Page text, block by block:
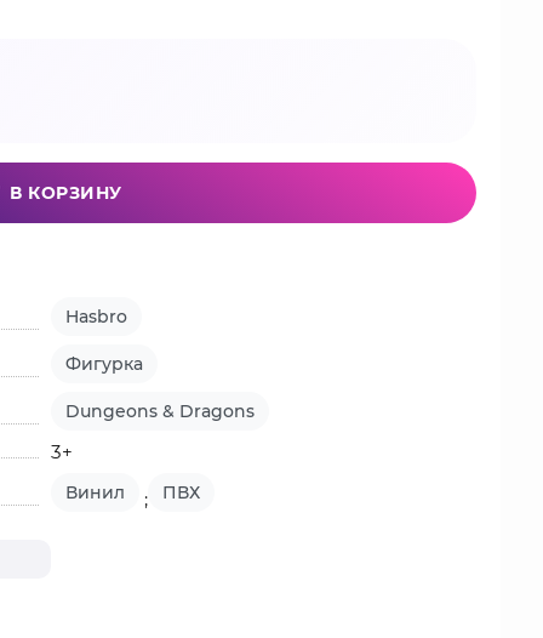
В КОРЗИНУ
Hasbro
Фигурка
Dungeons & Dragons
3+
Винил ; ПВХ